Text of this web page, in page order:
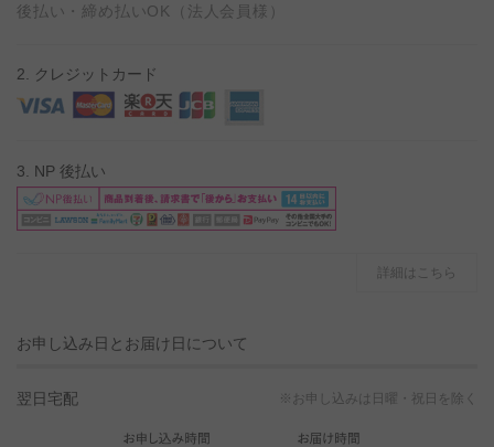
後払い・締め払いOK（法人会員様）
2. クレジットカード
3. NP 後払い
詳細はこちら
お申し込み日とお届け日について
翌日宅配 ※お申し込みは日曜・祝日を除く